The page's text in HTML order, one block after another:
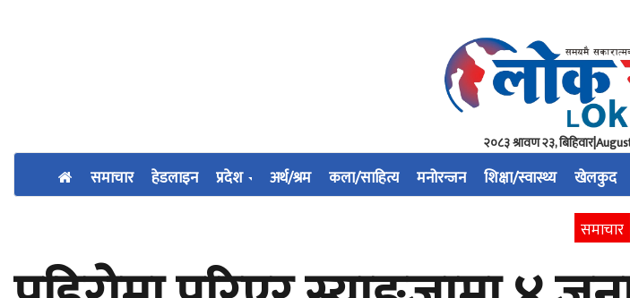
२०८३ श्रावण २३, बिहिवार|
समाचार हेडलाइन प्रदेश अर्थ/श्रम कला/साहित्य मनोरन्जन शिक्षा/स्वास्थ्य खेलकुद
समाचार